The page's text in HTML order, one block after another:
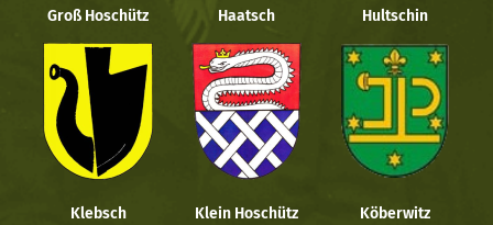
Groß Hoschütz Haatsch Hultschin
Klebsch Klein Hoschütz Köberwitz